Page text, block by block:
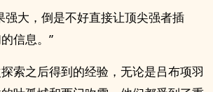
强大，倒是不好直接让顶尖强者插
信息。”
索之后得到的经验，无论是吕布项羽